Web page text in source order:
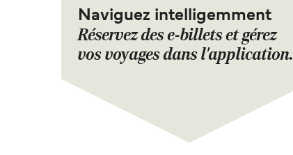
Naviguez intelligemment
Réservez des e-billets et gérez
vos voyages dans l'application.